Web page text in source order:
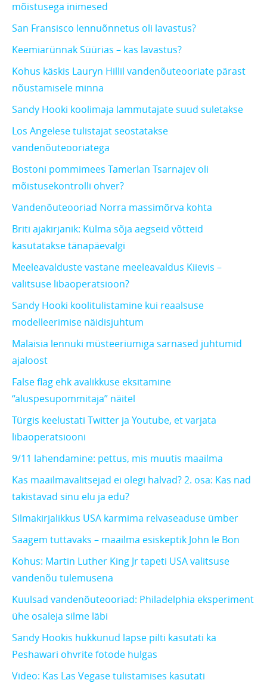
mõistusega inimesed
San Fransisco lennuõnnetus oli lavastus?
Keemiarünnak Süürias – kas lavastus?
Kohus käskis Lauryn Hillil vandenõuteooriate pärast
nõustamisele minna
Sandy Hooki koolimaja lammutajate suud suletakse
Los Angelese tulistajat seostatakse
vandenõuteooriatega
Bostoni pommimees Tamerlan Tsarnajev oli
mõistusekontrolli ohver?
Vandenõuteooriad Norra massimõrva kohta
Briti ajakirjanik: Külma sõja aegseid võtteid
kasutatakse tänapäevalgi
Meeleavalduste vastane meeleavaldus Kiievis –
valitsuse libaoperatsioon?
Sandy Hooki koolitulistamine kui reaalsuse
modelleerimise näidisjuhtum
Malaisia lennuki müsteeriumiga sarnased juhtumid
ajaloost
False flag ehk avalikkuse eksitamine
“aluspesupommitaja” näitel
Türgis keelustati Twitter ja Youtube, et varjata
libaoperatsiooni
9/11 lahendamine: pettus, mis muutis maailma
Kas maailmavalitsejad ei olegi halvad? 2. osa: Kas nad
takistavad sinu elu ja edu?
Silmakirjalikkus USA karmima relvaseaduse ümber
Saagem tuttavaks – maailma esiskeptik John le Bon
Kohus: Martin Luther King Jr tapeti USA valitsuse
vandenõu tulemusena
Kuulsad vandenõuteooriad: Philadelphia eksperiment
ühe osaleja silme läbi
Sandy Hookis hukkunud lapse pilti kasutati ka
Peshawari ohvrite fotode hulgas
Video: Kas Las Vegase tulistamises kasutati